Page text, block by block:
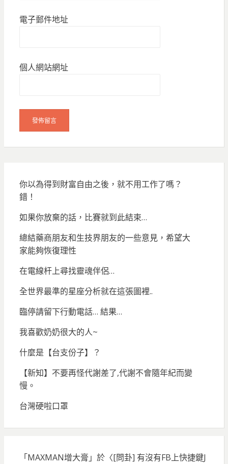
電子郵件地址
個人網站網址
你以為得到財富自由之後，就不用工作了嗎？
錯！
如果你放棄的話，比賽就到此結束…
總結藥商朋友和生技界朋友的一些意見，希望大
家能夠恢復理性
在電線杆上尋找靈魂伴侶…
全世界最準的星座分析就在這張圖裡..
臨停請留下行動電話… 結果…
我喜歡奶奶很大的人~
什麼是【台支份子】？
【新知】不要再怪代謝差了,代謝不會隨年紀而變
慢。
台灣硬啦口罩
「MAXMAN增大膏 」於〈[問卦] 有沒有FB上快捷鍵J